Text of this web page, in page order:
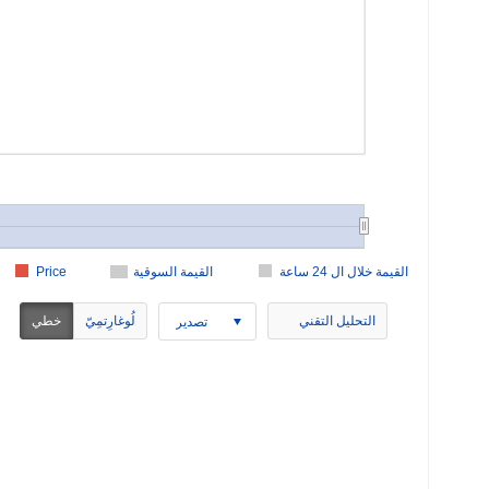
القيمة السوقية القيمة خلال ال 24 ساعة Price
خطي لُوغارِتمِيّ تصدير التحليل التقني